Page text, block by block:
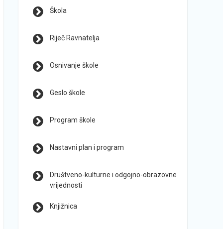
Škola
Riječ Ravnatelja
Osnivanje škole
Geslo škole
Program škole
Nastavni plan i program
Društveno-kulturne i odgojno-obrazovne
vrijednosti
Knjižnica